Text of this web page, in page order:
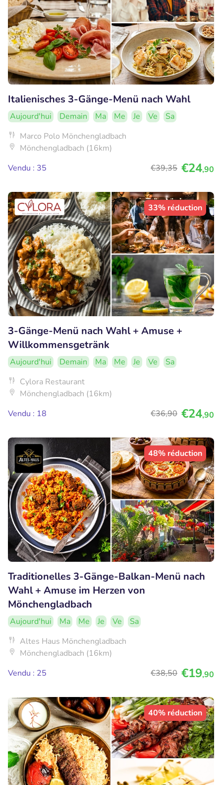
Italienisches 3-Gänge-Menü nach Wahl
Aujourd'hui Demain Ma Me Je Ve
Sa
Marco Polo Mönchengladbach
Mönchengladbach (16km)
Vendu : 35
€39,35 €24,90
33% réduction
3-Gänge-Menü nach Wahl + Amuse +
Willkommensgetränk
Aujourd'hui Demain Ma Me Je Ve
Sa
Cylora Restaurant
Mönchengladbach (16km)
Vendu : 18
€36,90 €24,90
48% réduction
Traditionelles 3-Gänge-Balkan-Menü nach
Wahl + Amuse im Herzen von
Mönchengladbach
Aujourd'hui Ma Me Je Ve
Sa
Altes Haus Mönchengladbach
Mönchengladbach (16km)
Vendu : 25
€38,50 €19,90
40% réduction